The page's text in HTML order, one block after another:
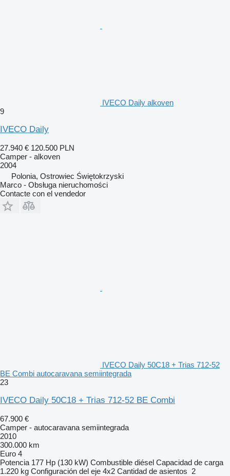
IVECO Daily alkoven
9
IVECO Daily
27.940 € 120.500 PLN
Camper - alkoven
2004
Polonia, Ostrowiec Świętokrzyski
Marco - Obsługa nieruchomości
Contacte con el vendedor
IVECO Daily 50C18 + Trias 712-52
BE Combi autocaravana semiintegrada
23
IVECO Daily 50C18 + Trias 712-52 BE Combi
67.900 €
Camper - autocaravana semiintegrada
2010
300.000 km
Euro 4
Potencia 177 Hp (130 kW) Combustible diésel Capacidad de carga
1.220 kg Configuración del eje 4x2 Cantidad de asientos 2